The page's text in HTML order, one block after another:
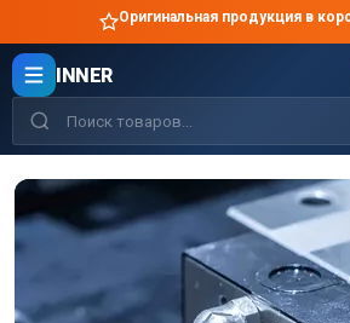
Оригинальная продукция в
INNER